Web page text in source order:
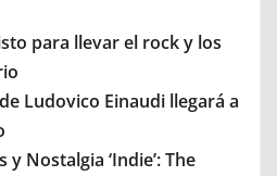
para llevar el rock y los
Ludovico Einaudi llegará a
Nostalgia ‘Indie’: The